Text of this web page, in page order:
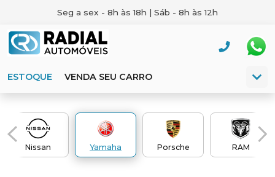
Seg a sex - 8h às 18h | Sáb - 8h às 12h
ESTOQUE VENDA SEU CARRO
Nissan Yamaha Porsche RAM